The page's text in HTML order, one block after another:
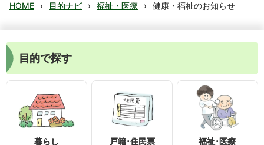
HOME › 目的ナビ › 福祉・医療 › 健康・福祉のお知らせ
目的で探す
暮らし 戸籍･住民票 福祉･医療